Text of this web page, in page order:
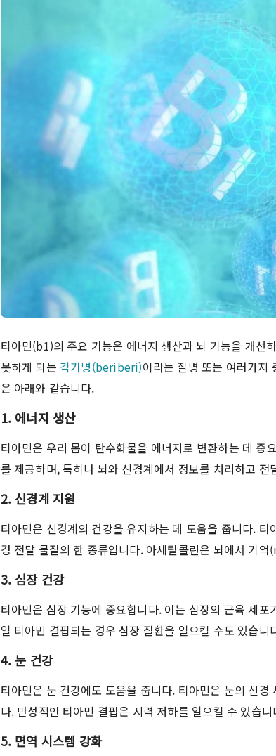
티아민(b1)의 주요 기능은 에너지 생산과 뇌 기능을 개선
못하게 되는 각기병(beriberi)이라는 질병 또는 여러가지
은 아래와 같습니다.
1. 에너지 생산
티아민은 우리 몸이 탄수화물을 에너지로 변환하는 데 중
를 제공하며, 특히나 뇌와 신경계에서 정보를 처리하고
2. 신경계 지원
티아민은 신경계의 건강을 유지하는 데 도움을 줍니다.
경 전달 물질의 한 종류입니다. 아세틸콜린은 뇌에서 기
3. 심장 건강
티아민은 심장 기능에 중요합니다. 이는 심장의 근육 세
일 티아민 결핍되는 경우 심장 질환을 일으킬 수도 있습니
4. 눈 건강
티아민은 눈 건강에도 도움을 줍니다. 티아민은 눈의 신
다. 만성적인 티아민 결핍은 시력 저하를 일으킬 수 있습니
5. 면역 시스템 강화